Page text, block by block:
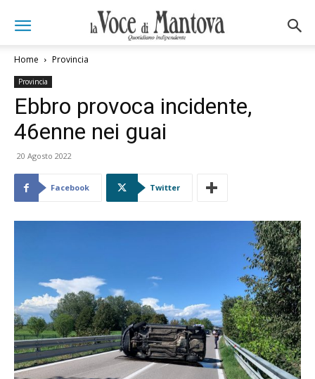
Home Provincia
Provincia
Ebbro provoca incidente,
46enne nei guai
20 Agosto 2022
Facebook Twitter